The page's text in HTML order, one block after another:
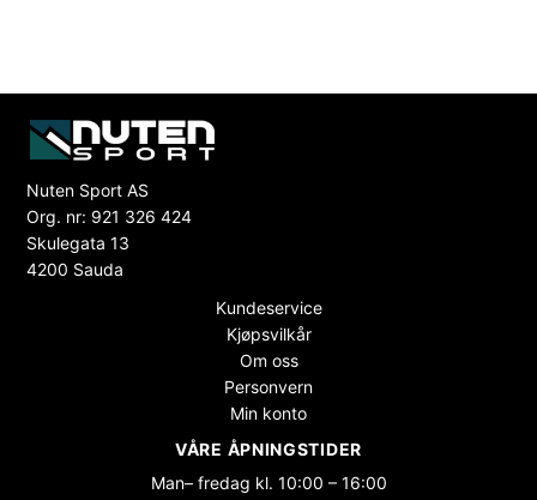
Nuten Sport AS
Org. nr: 921 326 424
Skulegata 13
4200 Sauda
Kundeservice
Kjøpsvilkår
Om oss
Personvern
Min konto
VÅRE ÅPNINGSTIDER
Man– fredag kl. 10:00 – 16:00